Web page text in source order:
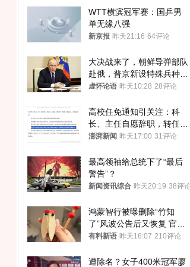
WTT横滨冠军赛：国乒男
单无缘八强
新京报 昨天21:16 64评论
大决战来了，朝鲜导弹部队
赴俄，普京新设特殊兵种，
76岁老将扛旗
虚怀论语 昨天10:28 28评论
高校任免通知引关注：科
长、主任自愿辞职，转任思
政辅导员
澎湃新闻 昨天17:00 31评论
最高领袖给总统下了“最后
警告”？
新闻资讯综合 昨天20:19 38评论
鸿蒙智行被曝删除“竹知
了”风波公告后又恢复 官媒
曾力挺：劝华为要大度的，
有料新语 昨天16:07 210评论
遭除名？女子400米冠军廖